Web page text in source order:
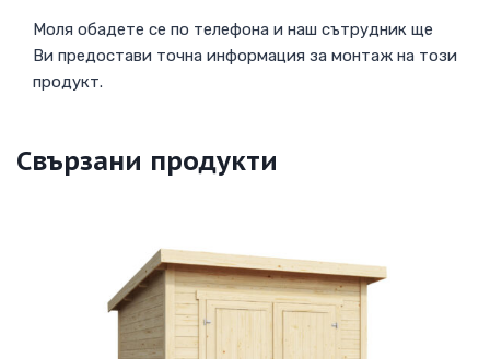
Моля обадете се по телефона и наш сътрудник ще
Ви предостави точна информация за монтаж на този
продукт.
Свързани продукти